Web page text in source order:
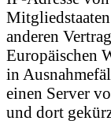
anderen
Europäischen
in
einen Server
und dort